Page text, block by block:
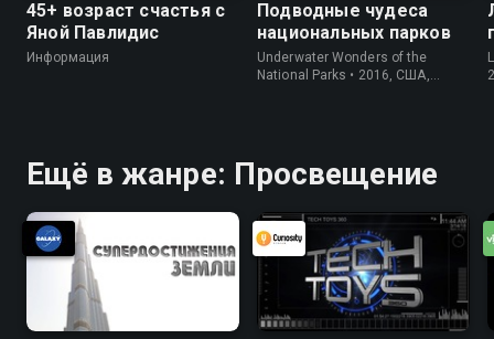
45+ возраст счастья с
Яной Павлидис
Информация
Подводные чудеса
национальных парков
Underwater Wonders of the
National Parks • 2016, США,
Ещё в жанре: Просвещение